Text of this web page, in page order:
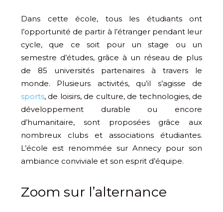
Dans cette école, tous les étudiants ont
l’opportunité de partir à l’étranger pendant leur
cycle, que ce soit pour un stage ou un
semestre d’études, grâce à un réseau de plus
de 85 universités partenaires à travers le
monde. Plusieurs activités, qu’il s’agisse de
sports, de loisirs, de culture, de technologies, de
développement durable ou encore
d’humanitaire, sont proposées grâce aux
nombreux clubs et associations étudiantes.
L’école est renommée sur Annecy pour son
ambiance conviviale et son esprit d’équipe.
Zoom sur l’alternance